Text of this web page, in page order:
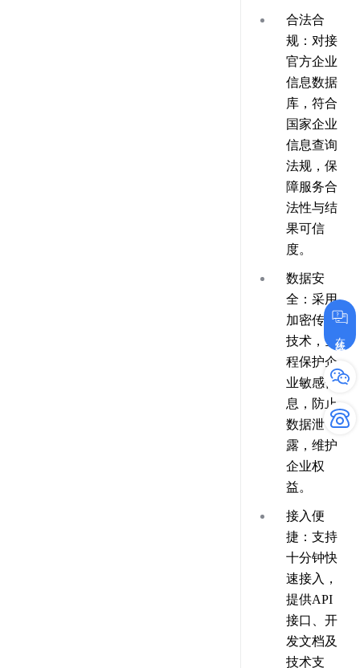
合法合
规：对接
官方企业
信息数据
库，符合
国家企业
信息查询
法规，保
障服务合
法性与结
果可信
度。
数据安
全：采用
加密传输
技术，全
程保护企
业敏感信
息，防止
数据泄
露，维护
企业权
益。
接入便
捷：支持
十分钟快
速接入，
提供API
接口、开
发文档及
技术支
在线咨询